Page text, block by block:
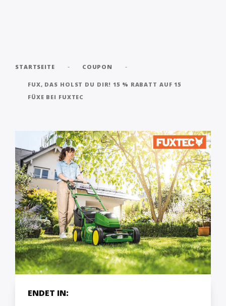
STARTSEITE - COUPON -
FUX, DAS HOLST DU DIR! 15 % RABATT AUF 15
FÜXE BEI FUXTEC
ENDET IN: